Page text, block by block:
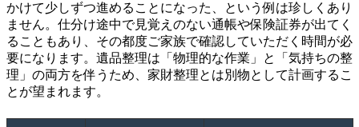
かけて少しずつ進めることになった、という例は珍しくあり
ません。仕分け途中で見覚えのない通帳や保険証券が出てく
ることもあり、その都度ご家族で確認していただく時間が必
要になります。遺品整理は「物理的な作業」と「気持ちの整
理」の両方を伴うため、家財整理とは別物として計画するこ
とが望まれます。